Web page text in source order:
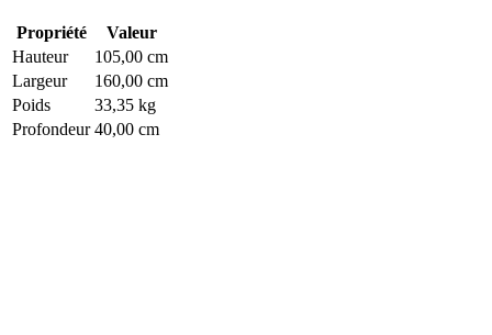
Propriété
Valeur
Hauteur
105,00 cm
Largeur
160,00 cm
Poids
33,35 kg
Profondeur 40,00 cm